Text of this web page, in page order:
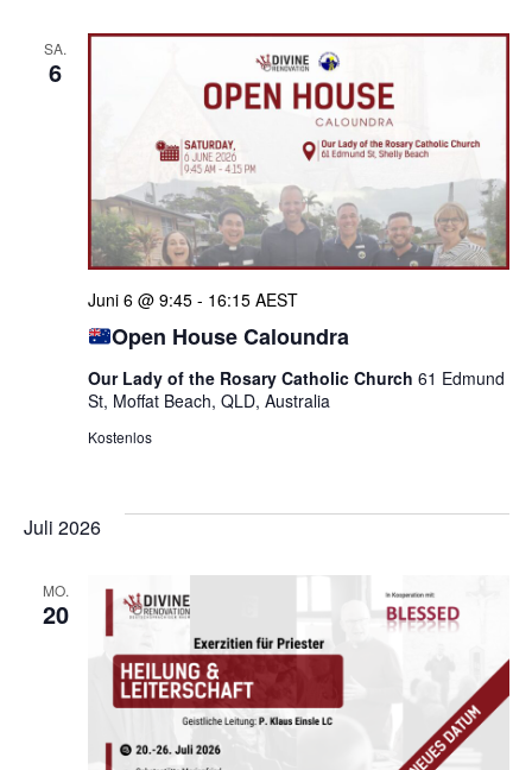
SA.
6
Open House Caloundra
Juni 6 @ 9:45- 16:15 AEST
Our Lady of the Rosary Catholic Church 61 Edmund
St, Moffat Beach, QLD, Australia
Kostenlos
Juli 2026
MO.
20